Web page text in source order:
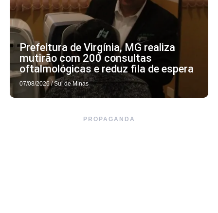
Prefeitura de Virgínia, MG realiza
mutirão com 200 consultas
oftalmológicas e reduz fila de espera
07/08/2026 / Sul de Minas
PROPAGANDA